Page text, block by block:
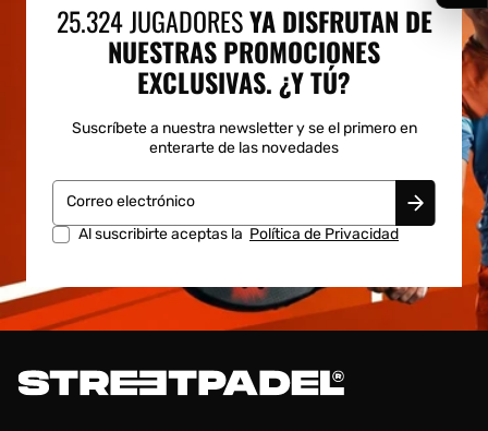
25.324 JUGADORESYA DISFRUTAN DE
NUESTRAS PROMOCIONES
EXCLUSIVAS. ¿Y TÚ?
Suscríbete a nuestra newsletter y se el primero en
enterarte de las novedades
Correo electrónico
Al suscribirte aceptas la Política de Privacidad